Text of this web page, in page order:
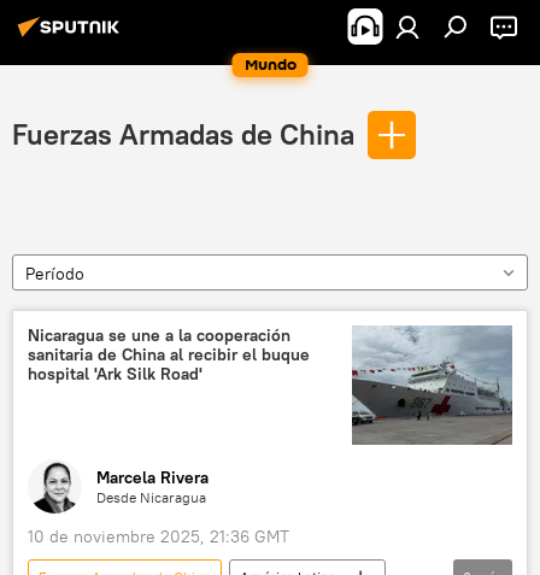
Mundo
Fuerzas Armadas de China
Período
Nicaragua se une a la cooperación
sanitaria de China al recibir el buque
hospital 'Ark Silk Road'
Marcela Rivera
Desde Nicaragua
10 de noviembre 2025, 21:36 GMT